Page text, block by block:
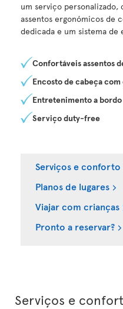
um serviço
assentos ergonómicos de
dedicada e um sistema
Confortáveis assentos
Encosto de cabeça
Entretenimento a bordo
Serviço duty-free
Serviços e conforto
Planos de lugares
Viajar com crianças
Pronto a reservar?
Serviços e